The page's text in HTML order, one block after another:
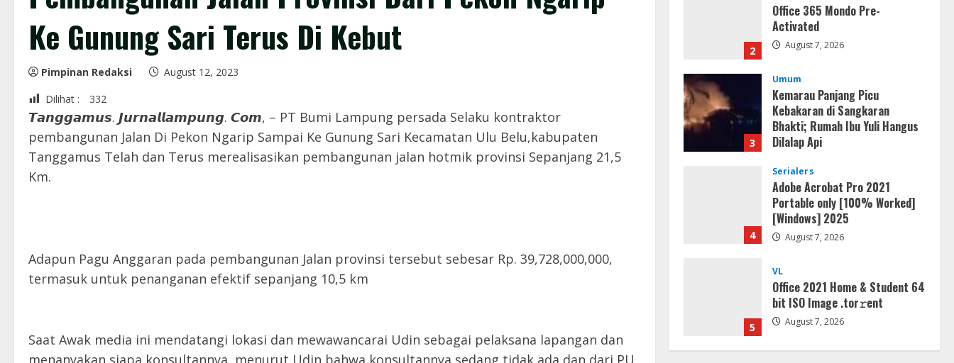
Ke Gunung Sari Terus Di Kebut
Pimpinan Redaksi
August 12, 2023
Dilihat :
332
𝙏𝙖𝙣𝙜𝙜𝙖𝙢𝙪𝙨. 𝙅𝙪𝙧𝙣𝙖𝙡𝙡𝙖𝙢𝙥𝙪𝙣𝙜. 𝘾𝙤𝙢, – PT Bumi Lampung persada Selaku kontraktor
pembangunan Jalan Di Pekon Ngarip Sampai Ke Gunung Sari Kecamatan Ulu Belu,kabupaten
Tanggamus Telah dan Terus merealisasikan pembangunan jalan hotmik provinsi Sepanjang 21,5
Km.
Adapun Pagu Anggaran pada pembangunan Jalan provinsi tersebut sebesar Rp. 39,728,000,000,
termasuk untuk penanganan efektif sepanjang 10,5 km
Saat Awak media ini mendatangi lokasi dan mewawancarai Udin sebagai pelaksana lapangan dan
2
Office 365 Mondo Pre-
Activated
August 7, 2026
3
Umum
Kemarau Panjang Picu
Kebakaran di Sangkaran
Bhakti; Rumah Ibu Yuli Hangus
Dilalap Api
4
Serialers
Adobe Acrobat Pro 2021
Portable only [100% Worked]
[Windows] 2025
August 7, 2026
5
VL
Office 2021 Home & Student 64
bit ISO Image .tоr𝚛еnt
August 7, 2026